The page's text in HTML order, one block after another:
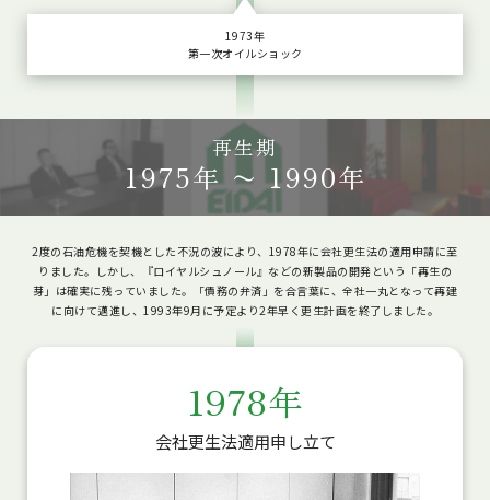
1973年
第一次オイルショック
再生期
1975年 〜 1990年
2度の石油危機を契機とした不況の波により、1978年に会社更生法の適用申請に至
りました。しかし、『ロイヤルシュノール』などの新製品の開発という「再生の
芽」は確実に残っていました。「債務の弁済」を合言葉に、全社一丸となって再建
に向けて邁進し、1993年9月に予定より2年早く更生計画を終了しました。
1978年
会社更生法適用申し立て